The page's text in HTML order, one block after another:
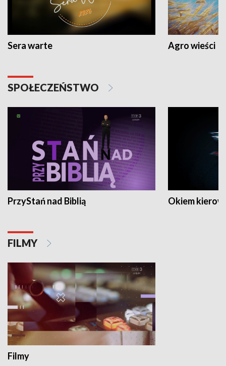
Sera warte Agro wieści
SPOŁECZEŃSTWO
PrzyStań nad Biblią Okiem
FILMY
Filmy